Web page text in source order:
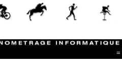
=